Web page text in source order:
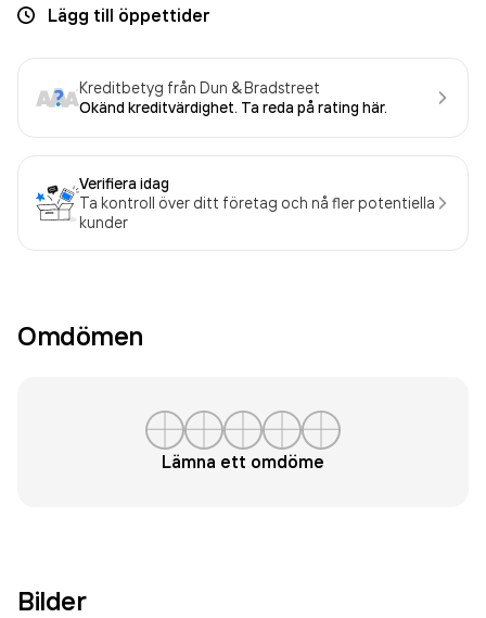
Lägg till öppettider
Kreditbetyg från Dun & Bradstreet
Okänd kreditvärdighet. Ta reda på rating här.
Verifiera idag
Ta kontroll över ditt företag och nå fler potentiella
kunder
Omdömen
Lämna ett omdöme
Bilder